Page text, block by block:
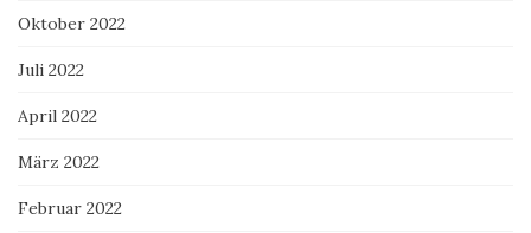
Oktober 2022
Juli 2022
April 2022
März 2022
Februar 2022